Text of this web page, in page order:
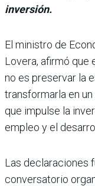
inversión.
El ministro de
Lovera, afirmó que
no es preser­var la
transformarla en
que impulse la
empleo y el
Las declaraciones
conversa­torio